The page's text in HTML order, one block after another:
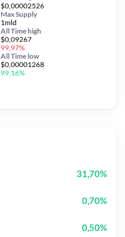
$0,00002526
Max Supply
1mld
All Timehigh
$0,09267
99,97%
All Time low
$0,00001268
99,16%
31,70%
0,70%
0,50%